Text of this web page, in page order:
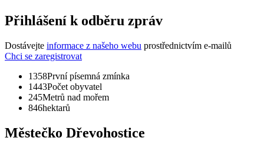
Přihlášení k odběru zpráv
Dostávejte informace z našeho webu prostřednictvím e-mailů
Chci se zaregistrovat
1358První písemná zmínka
1443Počet obyvatel
245Metrů nad mořem
846hektarů
Městečko Dřevohostice